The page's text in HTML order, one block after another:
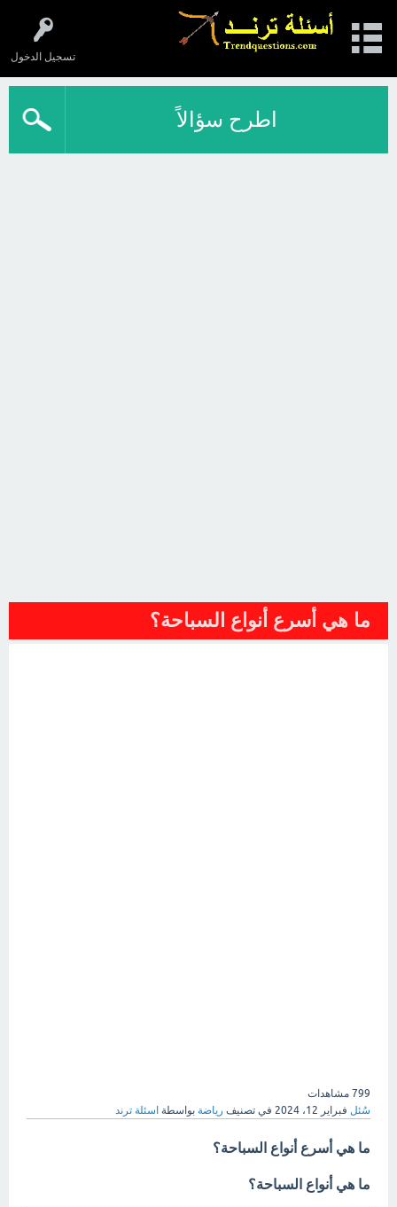
تسجيل الدخول
اطرح سؤالاً
ما هي أسرع أنواع السباحة؟
799 مشاهدات
سُئل فبراير 12، 2024 في تصنيف رياضة بواسطة اسئلة ترند
ما هي أسرع أنواع السباحة؟
ما هي أنواع السباحة؟